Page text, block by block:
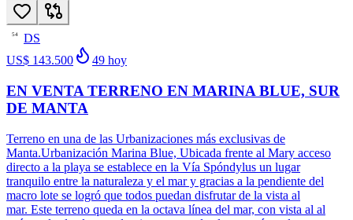
54
DS
US$ 143.500
49 hoy
EN VENTA TERRENO EN MARINA BLUE, SUR
DE MANTA
Terreno en una de las Urbanizaciones más exclusivas de
Manta.Urbanización Marina Blue, Ubicada frente al Mary acceso
directo a la playa se establece en la Vía Spóndylus un lugar
tranquilo entre la naturaleza y el mar y gracias a la pendiente del
macro lote se logró que todos puedan disfrutar de la vista al
mar. Este terreno queda en la octava línea del mar, con vista al al